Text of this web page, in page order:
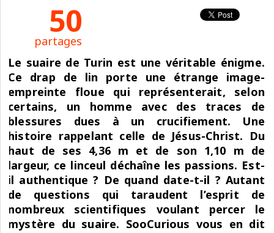
50
partages
Le suaire de Turin est une véritable énigme.
Ce drap de lin porte une étrange image-
empreinte floue qui représenterait, selon
certains, un homme avec des traces de
blessures dues à un crucifiement. Une
histoire rappelant celle de Jésus-Christ. Du
haut de ses 4,36 m et de son 1,10 m de
largeur, ce linceul déchaîne les passions. Est-
il authentique ? De quand date-t-il ? Autant
de questions qui taraudent l’esprit de
nombreux scientifiques voulant percer le
mystère du suaire. SooCurious vous en dit